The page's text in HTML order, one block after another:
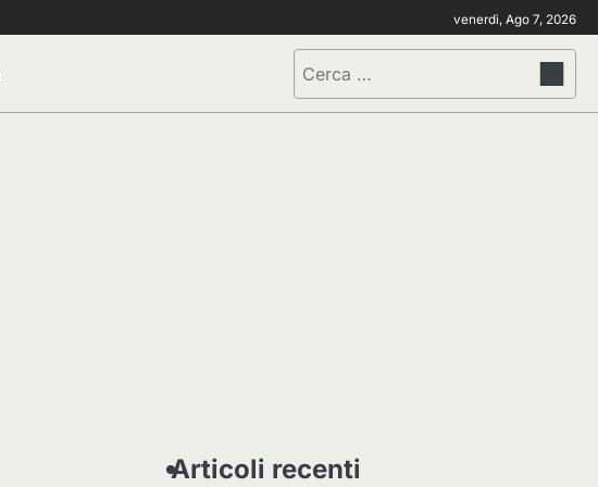
venerdì, Ago 7, 2026
Ricerca
per:
Articoli recenti